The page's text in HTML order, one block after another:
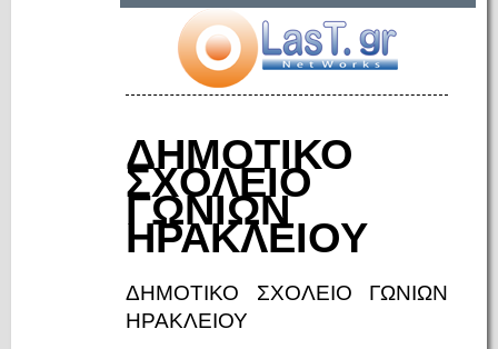
ΔΗΜΟΤΙΚΟ
ΣΧΟΛΕΙΟ
ΓΩΝΙΩΝ
ΗΡΑΚΛΕΙΟΥ
ΔΗΜΟΤΙΚΟ ΣΧΟΛΕΙΟ ΓΩΝΙΩΝ
ΗΡΑΚΛΕΙΟΥ